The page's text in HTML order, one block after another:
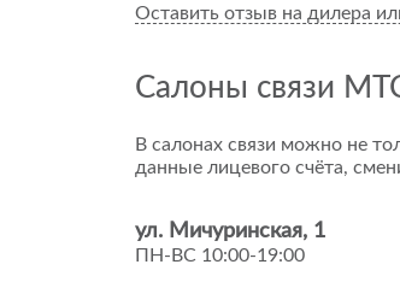
Оставить отзыв на дилера
Салоны связи
В салонах связи можно не
данные лицевого счёта,
ул. Мичуринская, 1
ПН-ВС 10:00-19:00